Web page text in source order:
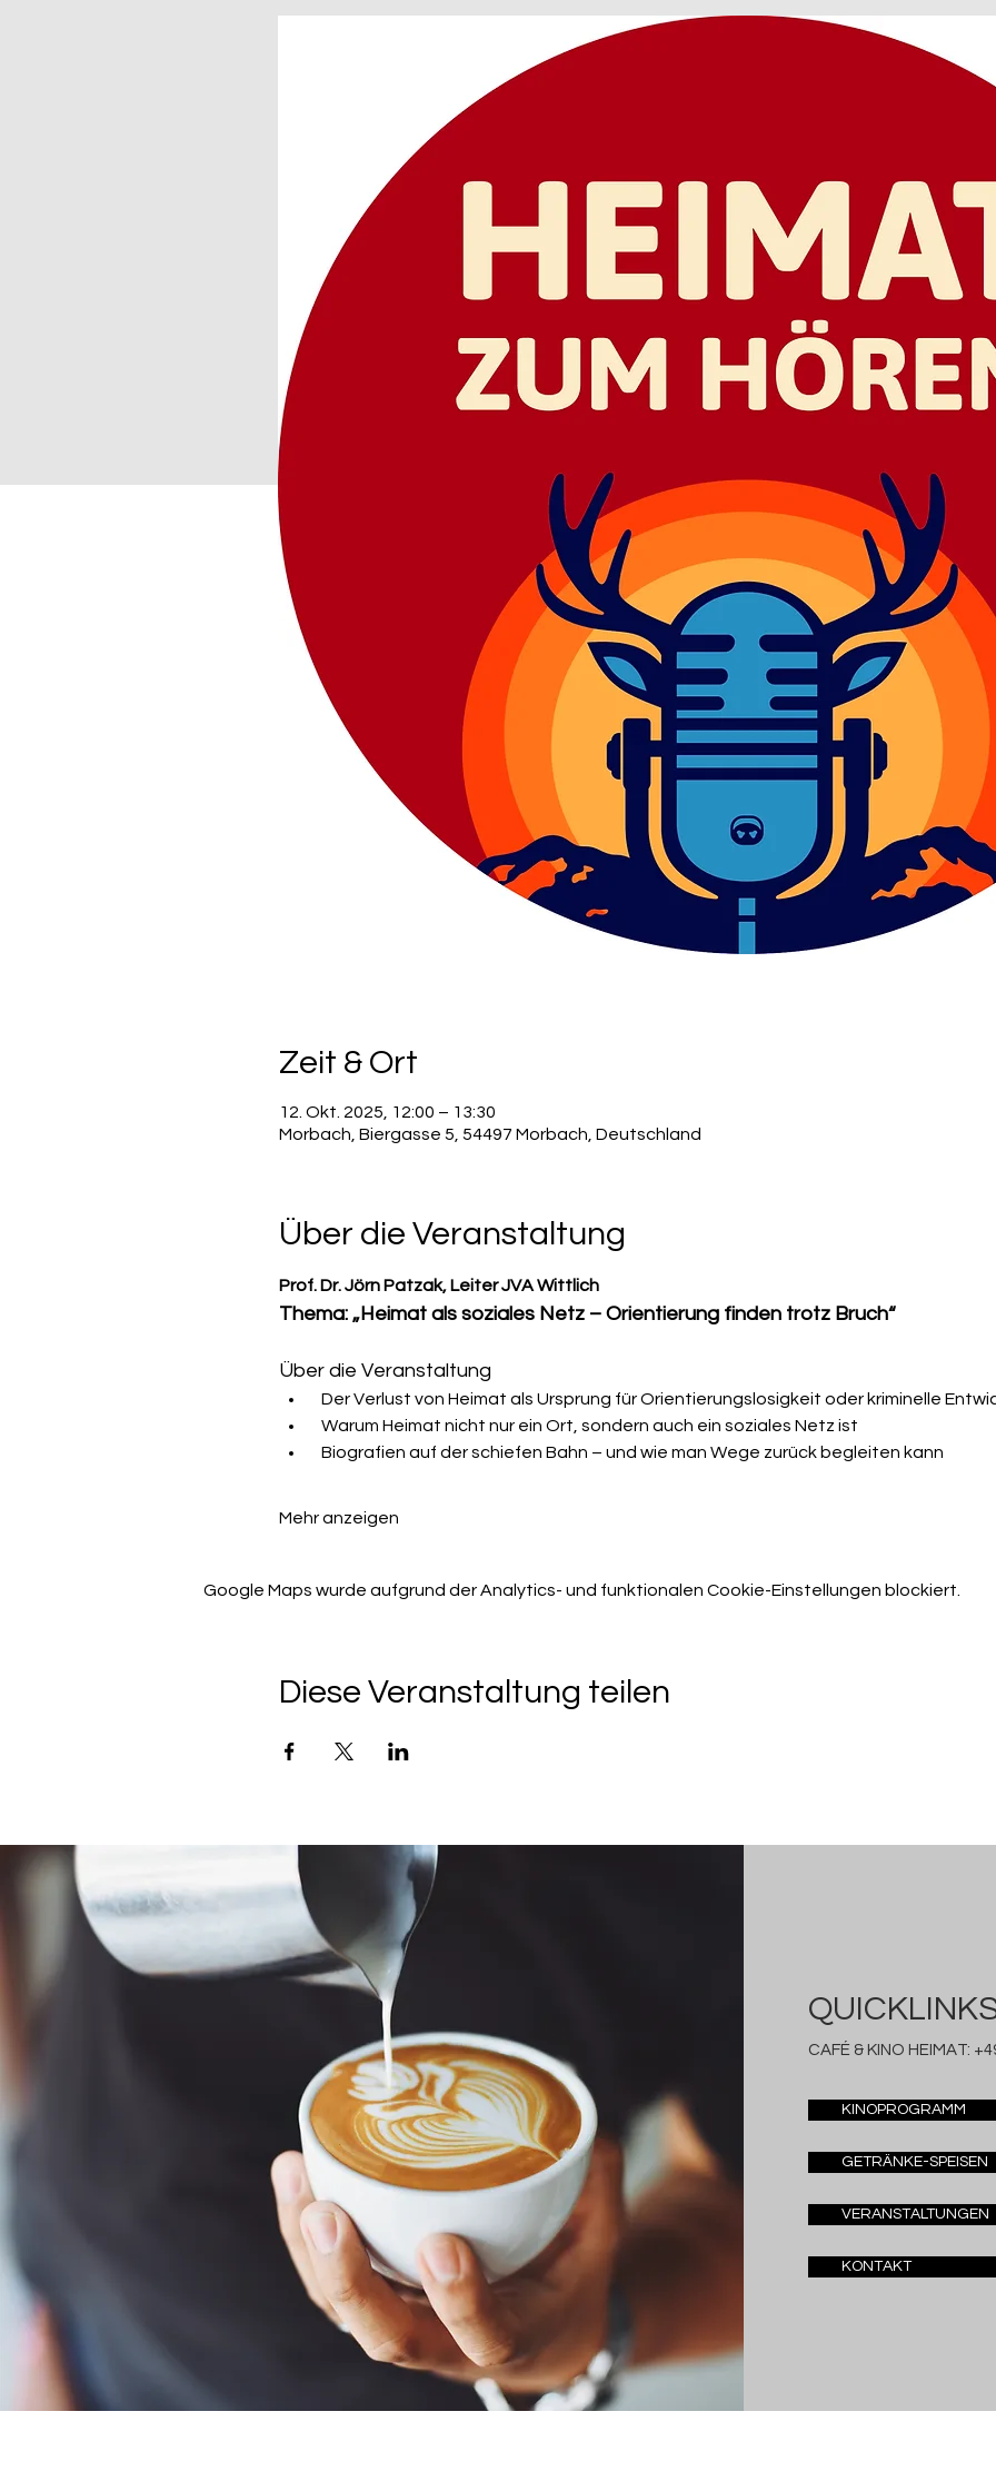
Zeit & Ort
12. Okt. 2025, 12:00 – 13:30
Morbach, Biergasse 5, 54497 Morbach, Deutschland
Über die Veranstaltung
Prof. Dr. Jörn Patzak, Leiter JVA Wittlich
Thema: „Heimat als soziales Netz – Orientierung finden trotz Bruch“
Über die Veranstaltung
Der Verlust von Heimat als Ursprung für Orientierungslosigkeit oder kriminelle
Warum Heimat nicht nur ein Ort, sondern auch ein soziales Netz ist
Biografien auf der schiefen Bahn – und wie man Wege zurück begleiten kann
Mehr anzeigen
Google Maps wurde aufgrund der Analytics- und funktionalen Cookie-Einstellungen blockiert.
Diese Veranstaltung teilen
CAFÉ & KINO HEIMAT:
KINOPROGRAMM
GETRÄNKE-SPEISEN
VERANSTALTUNGEN
KONTAKT